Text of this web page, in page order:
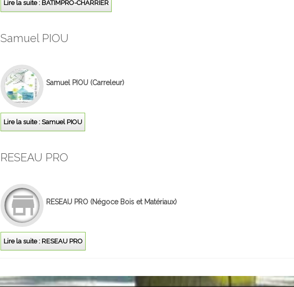
Lire la suite : BATIMPRO-CHARRIER
Samuel PIOU
Samuel PIOU (Carreleur)
Lire la suite : Samuel PIOU
RESEAU PRO
RESEAU PRO (Négoce Bois et Matériaux)
Lire la suite : RESEAU PRO